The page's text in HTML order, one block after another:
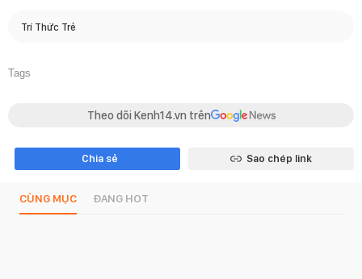
Trí Thức Trẻ
Tags
Theo dõi Kenh14.vn trên
Chia sẻ Sao chép link
CÙNG MỤC ĐANG HOT